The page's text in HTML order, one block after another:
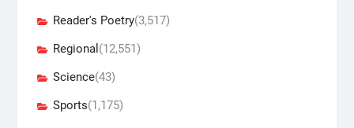
Reader's Poetry(3,517)
Regional (12,551)
Science(43)
Sports(1,175)